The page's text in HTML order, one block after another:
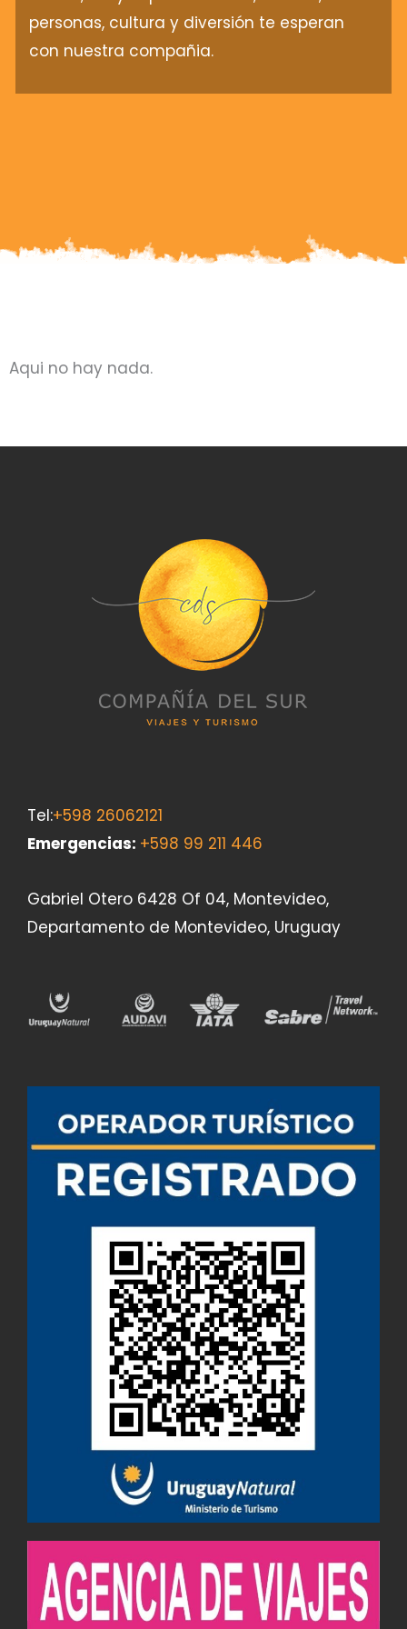
personas, cultura y diversión te esperan
con nuestra compañia.
Aqui no hay nada.
Tel:+598 26062121
Emergencias: +598 99 211 446
Gabriel Otero 6428 Of 04, Montevideo,
Departamento de Montevideo, Uruguay